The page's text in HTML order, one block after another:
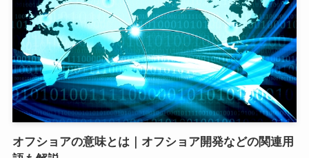
オフショアの意味とは｜オフショア開発などの関連用